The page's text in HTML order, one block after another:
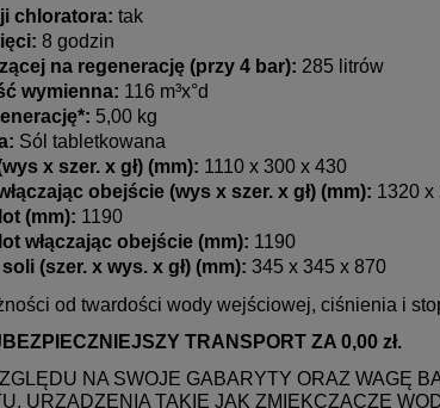
1/4"
Seria FCPP - 10” wkłady ze sznurka
polipropylenowego do wody zimnej
(dostępny mikronaż 1, 5, 10, 20, 50,
100) - usuwają rdzę, piasek, muł,
zawiesiny
7,99 zł
do koszyka
chloratora: tak
8 godzin
na regenerację (przy 4 bar): 285 litrów
wymienna: 116 m³x°d
5,00 kg
Sól tabletkowana
x szer. x gł) (mm): 1110 x 300 x 430
obejście (wys x szer. x gł) (mm): 1320 x
(mm): 1190
włączając obejście (mm): 1190
(szer. x wys. x gł) (mm): 345 x 345 x 870
od twardości wody wejściowej, ciśnienia i
TRANSPORT ZA 0,00 zł.
NA SWOJE GABARYTY ORAZ WAGĘ
URZĄDZENIA TAKIE JAK ZMIĘKCZACZE